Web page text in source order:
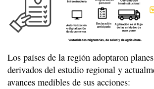
Los países de la región adoptaron
derivados del estudio regional y
avances medibles de sus acciones: